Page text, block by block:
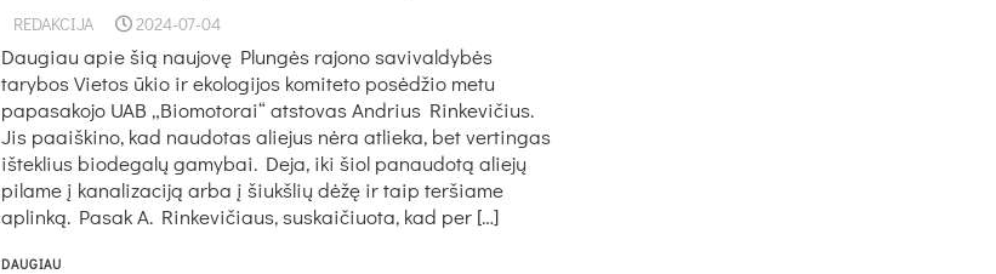
REDAKCIJA 2024-07-04
Daugiau apie šią naujovę Plungės rajono savivaldybės
tarybos Vietos ūkio ir ekologijos komiteto posėdžio metu
papasakojo UAB „Biomotorai“ atstovas Andrius Rinkevičius.
Jis paaiškino, kad naudotas aliejus nėra atlieka, bet vertingas
išteklius biodegalų gamybai. Deja, iki šiol panaudotą aliejų
pilame į kanalizaciją arba į šiukšlių dėžę ir taip teršiame
aplinką. Pasak A. Rinkevičiaus, suskaičiuota, kad per […]
DAUGIAU